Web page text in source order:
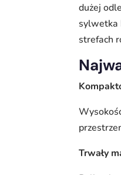
dużej
sylwetka
strefach
Trwały